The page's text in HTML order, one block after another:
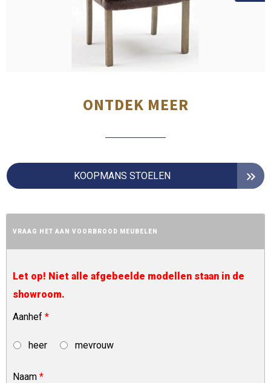
ONTDEK MEER
KOOPMANS STOELEN
VRAAG HET AAN VOORBROOD MEUBELEN
Let op! Niet alle afgebeelde modellen staan in de
showroom.
Aanhef *
heer mevrouw
Naam *